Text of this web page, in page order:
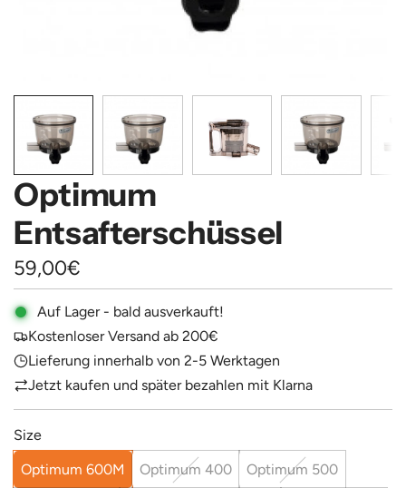
Optimum
Entsafterschüssel
Regulärer
Preis
59,00€
Auf Lager - bald ausverkauft!
Kostenloser Versand ab 200€
Lieferung innerhalb von 2-5 Werktagen
Jetzt kaufen und später bezahlen mit Klarna
Size
Optimum 600M
Optimum 400 Optimum 500